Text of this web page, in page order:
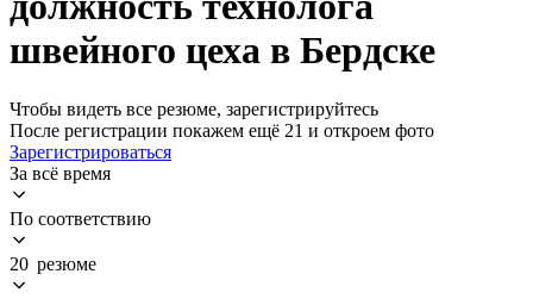
швейного цеха в Бердске
Чтобы видеть все резюме, зарегистрируйтесь
После регистрации покажем ещё 21 и откроем фото
Зарегистрироваться
За всё время
По соответствию
20 резюме